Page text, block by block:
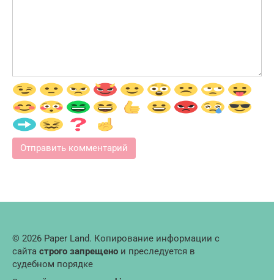
© 2026 Paper Land. Копирование информации с
сайта строго запрещено и преследуется в
судебном порядке